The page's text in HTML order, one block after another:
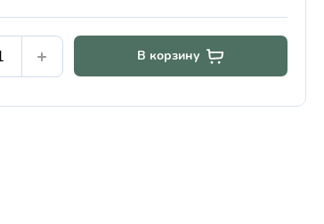
В корзину